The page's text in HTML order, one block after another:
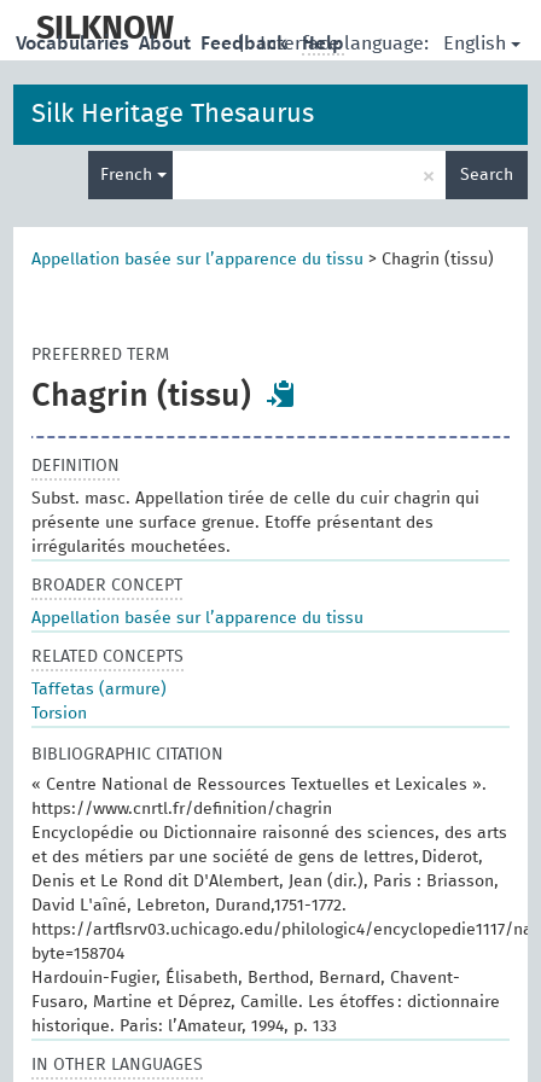
main
SILKNOW | Interface language: English
Vocabularies About Feedback Help
Silk Heritage Thesaurus
French × Search
Appellation basée sur l’apparence du tissu > Chagrin (tissu)
PREFERRED TERM
Chagrin (tissu)
DEFINITION
Subst. masc. Appellation tirée de celle du cuir chagrin qui
présente une surface grenue. Etoffe présentant des
irrégularités mouchetées.
BROADER CONCEPT
Appellation basée sur l’apparence du tissu
RELATED CONCEPTS
Taffetas (armure)
Torsion
BIBLIOGRAPHIC CITATION
« Centre National de Ressources Textuelles et Lexicales ».
https://www.cnrtl.fr/definition/chagrin
Encyclopédie ou Dictionnaire raisonné des sciences, des arts
et des métiers par une société de gens de lettres, Diderot,
Denis et Le Rond dit D'Alembert, Jean (dir.), Paris : Briasson,
David L'aîné, Lebreton, Durand,1751-1772.
https://artflsrv03.uchicago.edu/philologic4/encyclopedie1117/
byte=158704
Hardouin-Fugier, Élisabeth, Berthod, Bernard, Chavent-
Fusaro, Martine et Déprez, Camille. Les étoffes : dictionnaire
historique. Paris: l’Amateur, 1994, p. 133
IN OTHER LANGUAGES